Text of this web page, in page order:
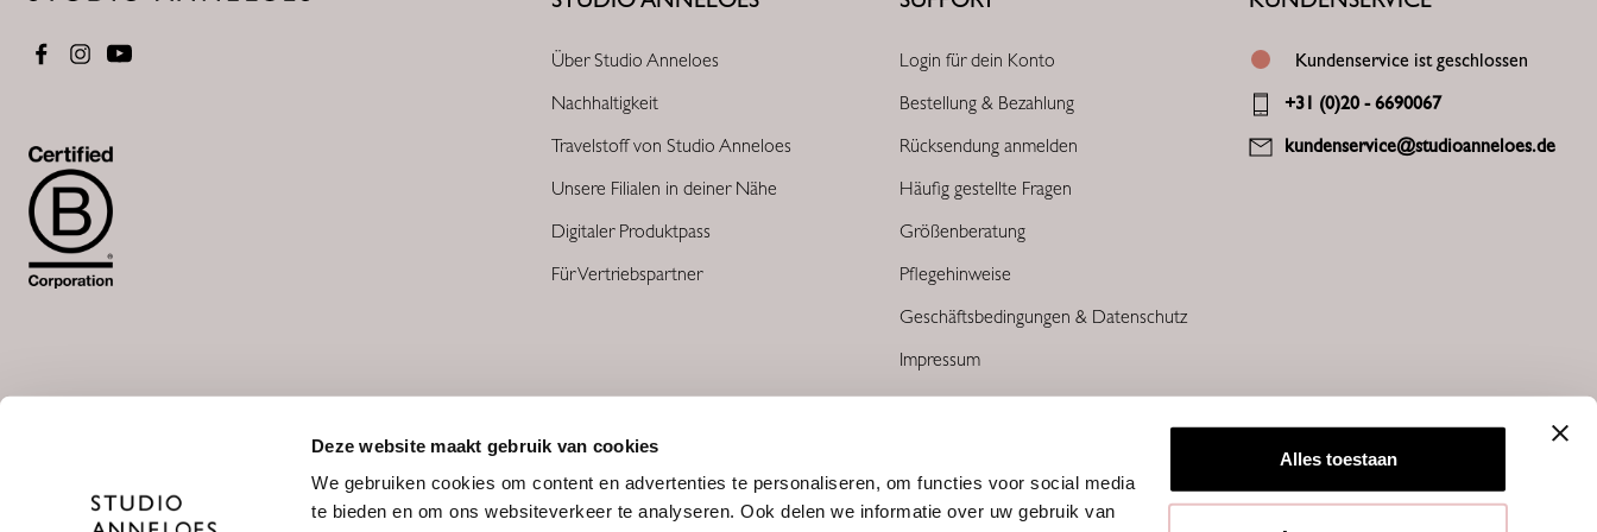
Deze website maakt gebruik van cookies
We gebruiken cookies om content en advertenties te personaliseren, om functies voor social media
te bieden en om ons websiteverkeer te analyseren. Ook delen we informatie over uw gebruik van
Alles toestaan
Über Studio Anneloes
Nachhaltigkeit
Travelstoff von Studio Anneloes
Unsere Filialen in deiner Nähe
Digitaler Produktpass
Für Vertriebspartner
Login für dein Konto
Bestellung & Bezahlung
Rücksendung anmelden
Häufig gestellte Fragen
Größenberatung
Pflegehinweise
Geschäftsbedingungen & Datenschutz
Impressum
Kundenservice ist geschlossen
+31 (0)20 - 6690067
kundenservice@studioanneloes.de
DE